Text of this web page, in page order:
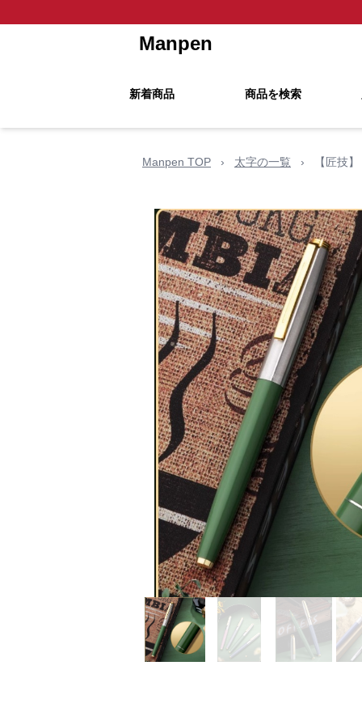
Manpen
新着商品 商品を検索
Manpen TOP › 太字の一覧 › 【匠技